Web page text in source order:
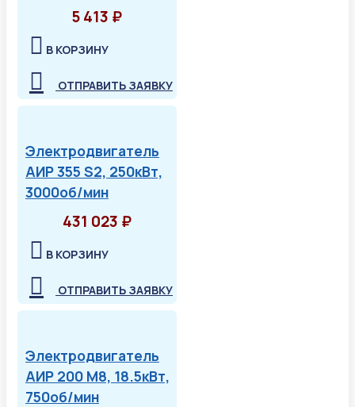
5 413 ₽
В КОРЗИНУ
ОТПРАВИТЬ ЗАЯВКУ
Электродвигатель
АИР 355 S2, 250кВт,
3000об/мин
431 023 ₽
В КОРЗИНУ
ОТПРАВИТЬ ЗАЯВКУ
Электродвигатель
АИР 200 М8, 18.5кВт,
750об/мин